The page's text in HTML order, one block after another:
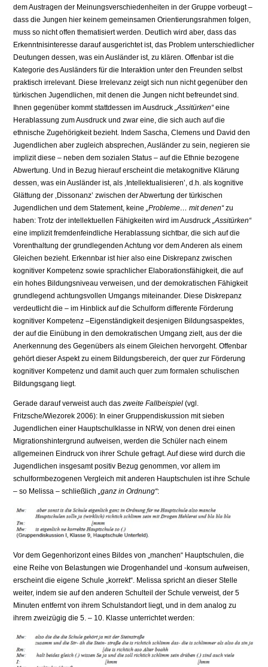
dem Austragen der Meinungsverschiedenheiten in der Gruppe vorbeugt –
dass die Jungen hier keinem gemeinsamen Orientierungsrahmen folgen,
muss so nicht offen thematisiert werden. Deutlich wird aber, dass das
Erkenntnisinteresse darauf ausgerichtet ist, das Problem unterschiedlicher
Deutungen dessen, was ein Ausländer ist, zu klären. Offenbar ist die
Kategorie des Ausländers für die Interaktion unter den Freunden selbst
praktisch irrelevant. Diese Irrelevanz zeigt sich nun nicht gegenüber den
türkischen Jugendlichen, mit denen die Jungen nicht befreundet sind.
Ihnen gegenüber kommt stattdessen im Ausdruck„Assitürken“eine
Herablassung zum Ausdruck und zwar eine, die sich auch auf die
ethnische Zugehörigkeit bezieht. Indem Sascha, Clemens und David den
Jugendlichen aber zugleich absprechen, Ausländer zu sein, negieren sie
implizit diese – neben dem sozialen Status – auf die Ethnie bezogene
Abwertung. Und in Bezug hierauf erscheint die metakognitive Klärung
dessen, was ein Ausländer ist, als ‚Intellektualisieren’, d.h. als kognitive
Glättung der ‚Dissonanz’ zwischen der Abwertung der türkischen
Jugendlichen und dem Statement, keine„Probleme… mit denen“zu
haben: Trotz der intellektuellen Fähigkeiten wird im Ausdruck„Assitürken“
eine implizit fremdenfeindliche Herablassung sichtbar, die sich auf die
Vorenthaltung der grundlegenden Achtung vor dem Anderen als einem
Gleichen bezieht. Erkennbar ist hier also eine Diskrepanz zwischen
kognitiver Kompetenz sowie sprachlicher Elaborationsfähigkeit, die auf
ein hohes Bildungsniveau verweisen, und der demokratischen Fähigkeit
grundlegend achtungsvollen Umgangs miteinander. Diese Diskrepanz
verdeutlicht die – im Hinblick auf die Schulform differente Förderung
kognitiver Kompetenz –Eigenständigkeit desjenigen Bildungsaspektes,
der auf die Einübung in den demokratischen Umgang zielt, aus der die
Anerkennung des Gegenübers als einem Gleichen hervorgeht. Offenbar
gehört dieser Aspekt zu einem Bildungsbereich, der quer zur Förderung
kognitiver Kompetenz und damit auch quer zum formalen schulischen
Bildungsgang liegt.
Gerade darauf verweist auch daszweite Fallbeispiel (vgl.
Fritzsche/Wiezorek 2006): In einer Gruppendiskussion mit sieben
Jugendlichen einer Hauptschulklasse in NRW, von denen drei einen
Migrationshintergrund aufweisen, werden die Schüler nach einem
allgemeinen Eindruck von ihrer Schule gefragt. Auf diese wird durch die
Jugendlichen insgesamt positiv Bezug genommen, vor allem im
schulformbezogenen Vergleich mit anderen Hauptschulen ist ihre Schule
– so Melissa – schließlich„ganz in Ordnung“:
Vor dem Gegenhorizont eines Bildes von „manchen“ Hauptschulen, die
eine Reihe von Belastungen wie Drogenhandel und -konsum aufweisen,
erscheint die eigene Schule „korrekt“. Melissa spricht an dieser Stelle
weiter, indem sie auf den anderen Schulteil der Schule verweist, der 5
Minuten entfernt von ihrem Schulstandort liegt, und in dem analog zu
ihrem zweizügig die 5. – 10. Klasse unterrichtet werden: